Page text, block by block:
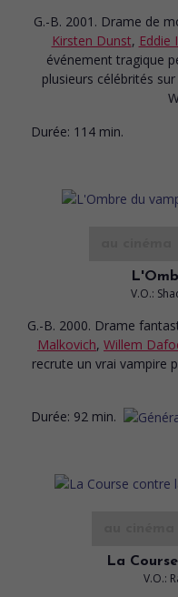
G.-B. 2001. Drame de
Kirsten Dunst, Eddie
événement tragique
plusieurs célébrités
Durée: 114 min.
V.O.:
G.-B. 2000. Drame
Malkovich, Willem
recrute un vrai vampire
Durée: 92 min.
La
V.O.: